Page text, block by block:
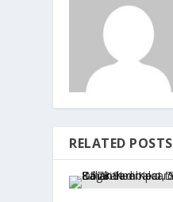
RELATED POSTS